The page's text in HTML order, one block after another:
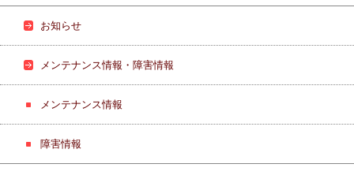
お知らせ
メンテナンス情報・障害情報
メンテナンス情報
障害情報